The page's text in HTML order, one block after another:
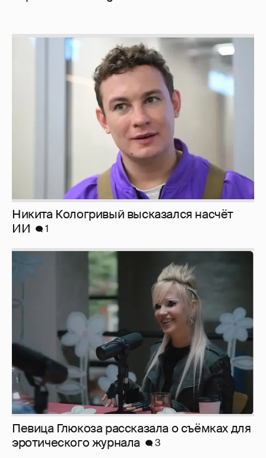
Никита Кологривый высказался насчёт
ИИ
1
Певица Глюкоза рассказала о съёмках для
эротического журнала
3